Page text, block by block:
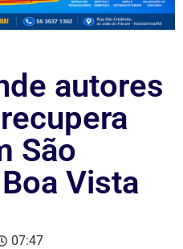
autores
São
Vista
07:47